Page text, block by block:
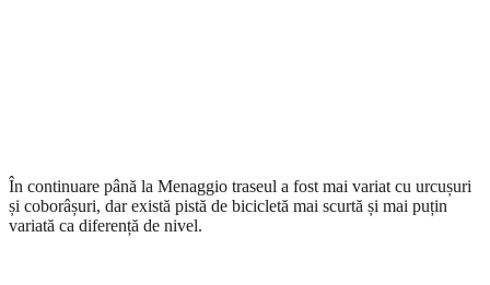
În continuare până la Menaggio traseul a fost mai variat cu urcușuri
și coborâșuri, dar există pistă de bicicletă mai scurtă și mai puțin
variată ca diferență de nivel.